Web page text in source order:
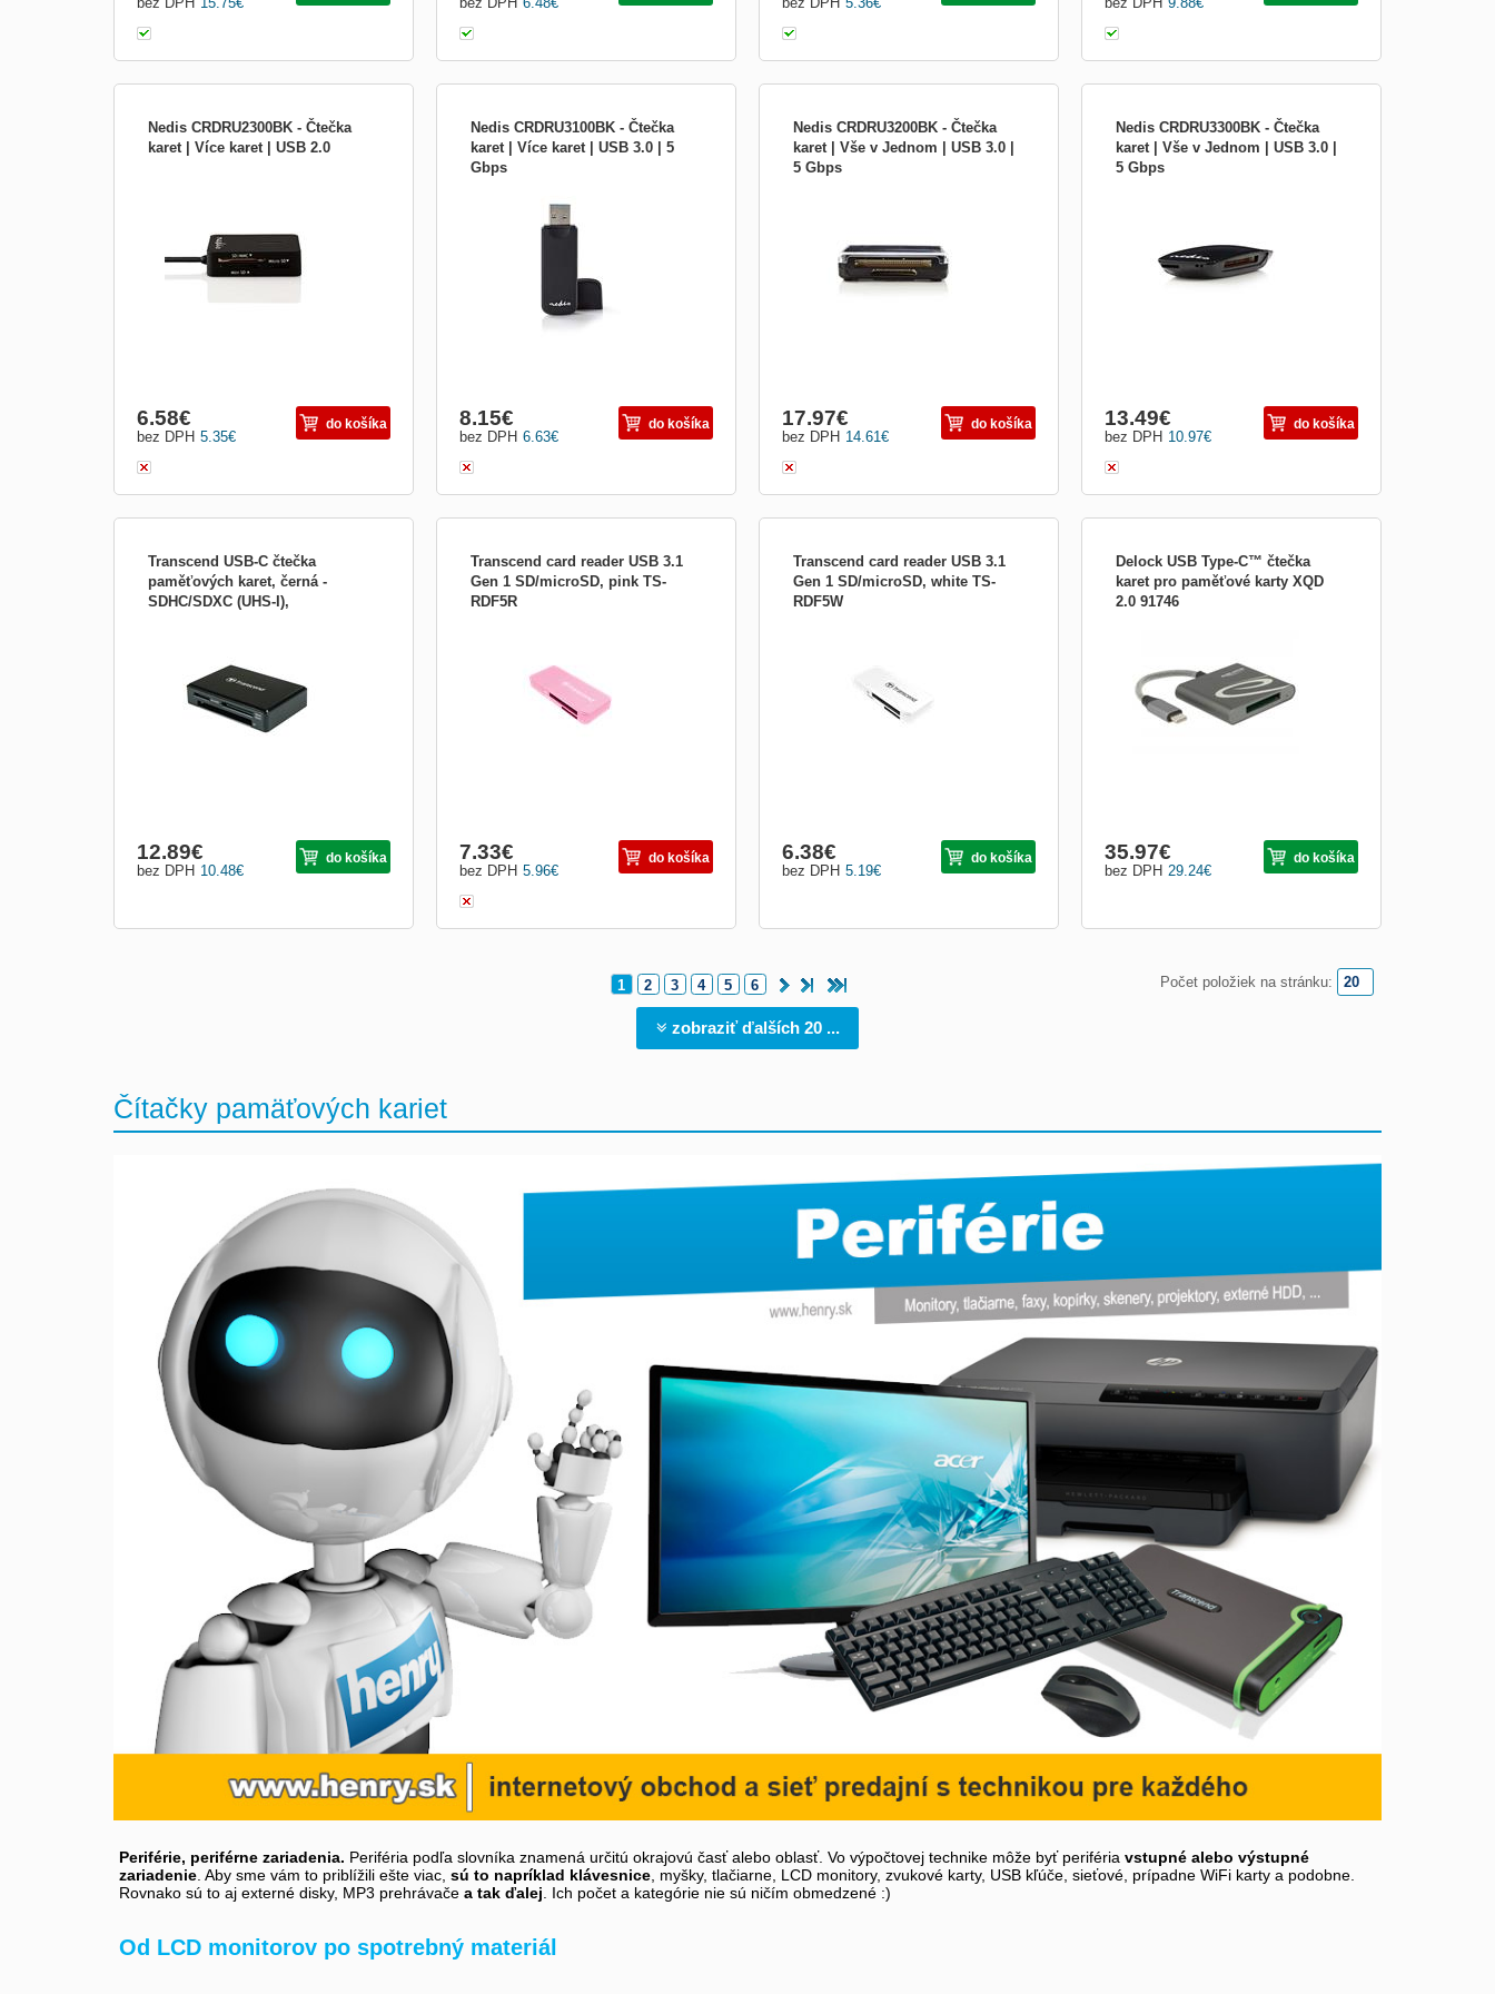
Nedis CRDRU2300BK - Čtečka
karet | Více karet | USB 2.0
kompaktním rozměrům si jej můžete vzít
všude s sebou.
5.35€
bez DPH
6.58€ do košíka
Nedis CRDRU3100BK - Čtečka
karet | Více karet | USB 3.0 | 5
Gbps
cenných fotek, hudby, videí nebo
jakýchkoli jiných dat z Vašich
6.63€
bez DPH
8.15€ do košíka
Nedis CRDRU3200BK - Čtečka
karet | Vše v Jednom | USB 3.0 |
5 Gbps
MS a MS-Pro. USB 3.0 rozbočovač
umožňuje vysokorychlost
14.61 €
bez DPH
17.97€ do košíka
Nedis CRDRU3300BK - Čtečka
karet | Vše v Jednom | USB 3.0 |
5 Gbps
všude s sebou.
10.97€
bez DPH
13.49€ do košíka
Transcend USB-C čtečka
paměťových karet, černá -
SDHC/SDXC (UHS-I),
10.48€
bez DPH
12.89€ do košíka
Transcend card reader USB 3.1
Gen 1 SD/microSD, pink TS-
RDF5R
Capacity (SDXC), Micro SecureDigital
High-Capacity (microSDHC), Micro
SecureDigital Card eXtended Capaci...
5.96€
bez DPH
7.33€ do košíka
Transcend card reader USB 3.1
Gen 1 SD/microSD, white TS-
RDF5W
High-Capacity (microSDHC), Micro
SecureDigital Card eXtended Capaci...
5.19€
bez DPH
6.38€ do košíka
Delock USB Type-C™ čtečka
karet pro paměťové karty XQD
2.0 91746
rozhranní USB Type-C™. Specifikace •
Konektor: 1 x SuperSpeed USB (USB 3.1
Gen 1) USB Type-C™ samec >
29.24€
bez DPH
35.97€ do košíka
Počet položiek na stránku:
1 2 3 4 5 6
zobraziť ďalších 20 ...
Čítačky pamäťových kariet
Periférie, periférne zariadenia. Periféria podľa slovníka znamená určitú okrajovú časť alebo oblasť. Vo výpočtovej technike môže byť periféria vstupné alebo výstupné
zariadenie. Aby sme vám to priblížili ešte viac, sú to napríklad klávesnice, myšky, tlačiarne, LCD monitory, zvukové karty, USB kľúče, sieťové, prípadne WiFi karty a podobne.
Rovnako sú to aj externé disky, MP3 prehrávače a tak ďalej. Ich počet a kategórie nie sú ničím obmedzené :)
Od LCD monitorov po spotrebný materiál